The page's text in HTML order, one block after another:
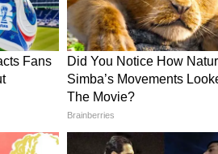
में से एक) होने का अनुमान है।
चेतावनी की घंटी?
संकट खड़ा कर दिया है, जो
अब तक अमेरिका सिर्फ एडवांस्ड
लेकिन अब उसने सॉफ्टवेयर की
के फाउंडर श्रीधर वेम्बू ने